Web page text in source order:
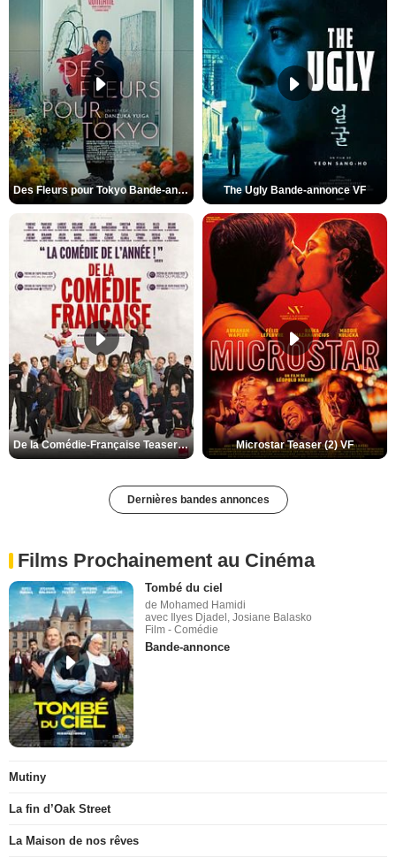
Des Fleurs pour Tokyo Bande-annonce VO STFR The Ugly Bande-annonce VF
De la Comédie-Française Teaser (3) VF Microstar Teaser (2) VF
Dernières bandes annonces
Films Prochainement au Cinéma
Tombé du ciel
de Mohamed Hamidi
avec Ilyes Djadel, Josiane Balasko
Film - Comédie
Bande-annonce
Mutiny
La fin d’Oak Street
La Maison de nos rêves